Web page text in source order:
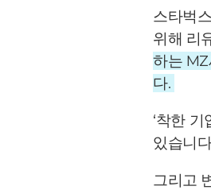
스타벅
위해 리
하는
다.
‘착한
있습니
그리고